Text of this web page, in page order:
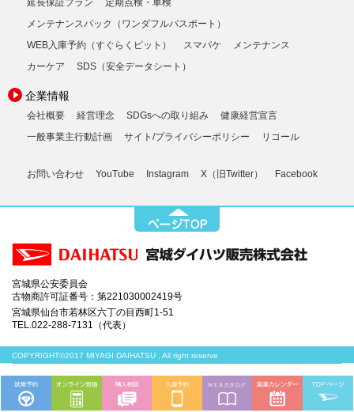
延長保証プラン
定期点検・車検
メンテナンスパック（ワンダフルパスポート）
WEB入庫予約（すぐらくピット）
スマパケ
メンテナンス
カーケア
SDS（安全データシート）
企業情報
会社概要 経営理念 SDGsへの取り組み
健康経営宣言
一般事業主行動計画
サイト/プライバシーポリシー リコール
お問い合わせ YouTube Instagram X（旧Twitter） Facebook
宮城県公安委員会
古物商許可証番号：第221030002419号
宮城県仙台市若林区六丁の目西町1-51
TEL.022-288-7131（代表）
COPYRIGHT©2017 MIYAGI DAIHATSU , All right reserve